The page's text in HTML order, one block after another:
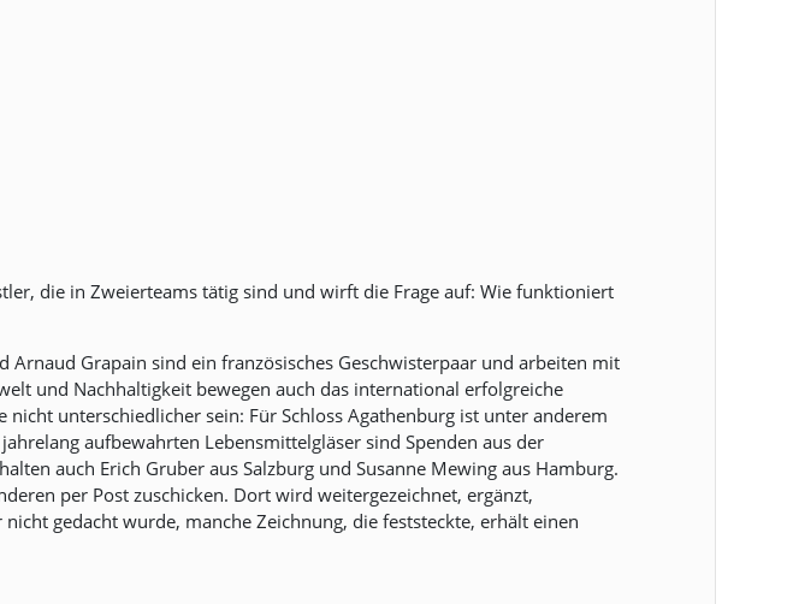
die in Zweierteams tätig sind und wirft die Frage auf: Wie funktioniert
Grapain sind ein französisches Geschwisterpaar und arbeiten mit
und Nachhaltigkeit bewegen auch das international erfolgreiche
unterschiedlicher sein: Für Schloss Agathenburg ist unter anderem
aufbewahrten Lebensmittelgläser sind Spenden aus der
auch Erich Gruber aus Salzburg und Susanne Mewing aus Hamburg.
per Post zuschicken. Dort wird weitergezeichnet, ergänzt,
gedacht wurde, manche Zeichnung, die feststeckte, erhält einen